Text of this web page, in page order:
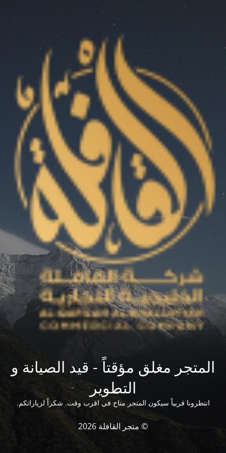
المتجر مغلق مؤقتاً - قيد الصيانة و
التطوير
انتظرونا قريباً سيكون المتجر متاح في اقرب وقت. شكراً لزياراتكم.
© متجر القافلة 2026